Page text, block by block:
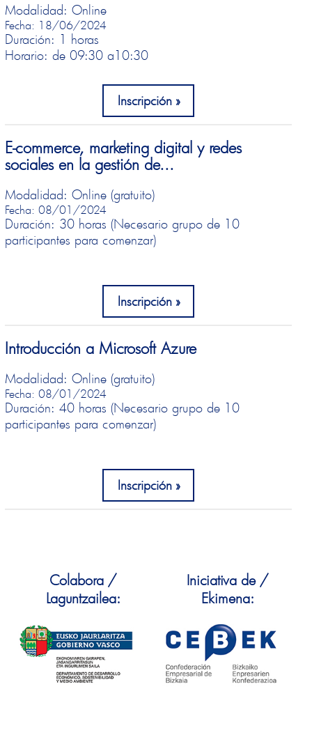
Modalidad: Online
Fecha: 18/06/2024
Duración: 1 horas
Horario: de 09:30 a10:30
Inscripción
E-commerce, marketing digital y redes
sociales en la gestión de...
Modalidad: Online (gratuito)
Fecha: 08/01/2024
Duración: 30 horas (Necesario grupo de 10
participantes para comenzar)
Inscripción
Introducción a Microsoft Azure
Modalidad: Online (gratuito)
Fecha: 08/01/2024
Duración: 40 horas (Necesario grupo de 10
participantes para comenzar)
Inscripción
Colabora /
Laguntzailea:
Iniciativa de /
Ekimena: